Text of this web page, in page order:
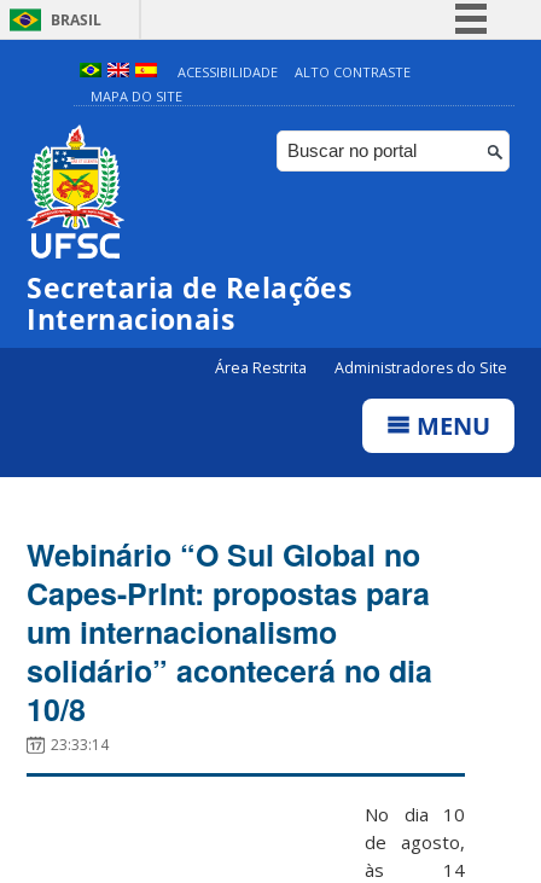
BRASIL
Simplifique!
Comunica BR
Participe
ACESSIBILIDADE
ALTO CONTRASTE
MAPA DO SITE
Secretaria de Relações
Internacionais
Área Restrita Administradores do Site
MENU
Webinário “O Sul Global no
Capes-PrInt: propostas para
um internacionalismo
solidário” acontecerá no dia
10/8
23:33:14
No dia 10
de agosto,
às 14